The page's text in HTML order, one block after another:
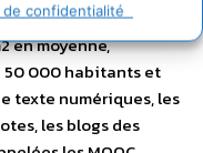
de confidentialité
dans les data
en moyenne,
50 000 habitants et
texte numériques, les
les blogs des